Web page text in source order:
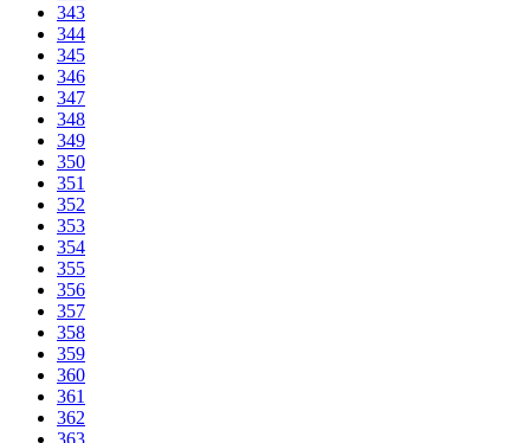
343
344
345
346
347
348
349
350
351
352
353
354
355
356
357
358
359
360
361
362
363